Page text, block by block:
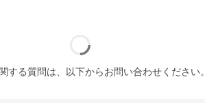
する質問は、以下からお問い合わせください。